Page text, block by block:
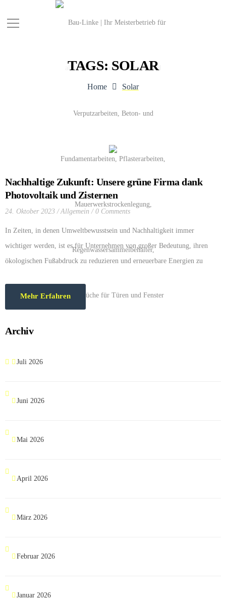
TAGS: SOLAR
Home Solar
Nachhaltige Zukunft: Unsere grüne Firma dank
Photovoltaik und Zisternen
24. Oktober 2023 Allgemein 0 Comments
In Zeiten, in denen Umweltbewusstsein und Nachhaltigkeit immer
wichtiger werden, ist es für Unternehmen von großer Bedeutung, ihren
ökologischen Fußabdruck zu reduzieren und erneuerbare Energien zu
Mehr Erfahren
Archiv
Juli 2026
Juni 2026
Mai 2026
April 2026
März 2026
Februar 2026
Januar 2026